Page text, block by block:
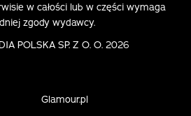
w całości lub w części wymaga
zgody wydawcy.
POLSKA SP. Z O. O. 2026
Glamour.pl